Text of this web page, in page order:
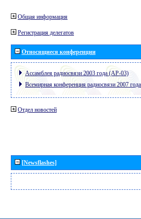
Общая информация
Регистрация делегатов
Относящиеся конференции
Ассамблея радиосвязи 2003 года (АР-03)
Всемирная конференция радиосвязи 2007
Отдел новостей
[Newsflashes]